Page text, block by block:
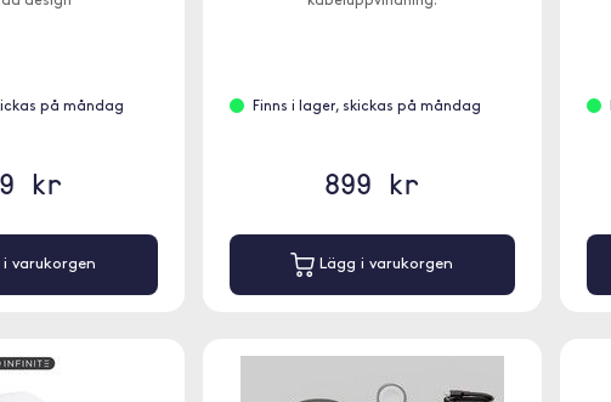
på måndag
kr
i varukorgen
Finns i lager, skickas på måndag
899 kr
Lägg i varukorgen